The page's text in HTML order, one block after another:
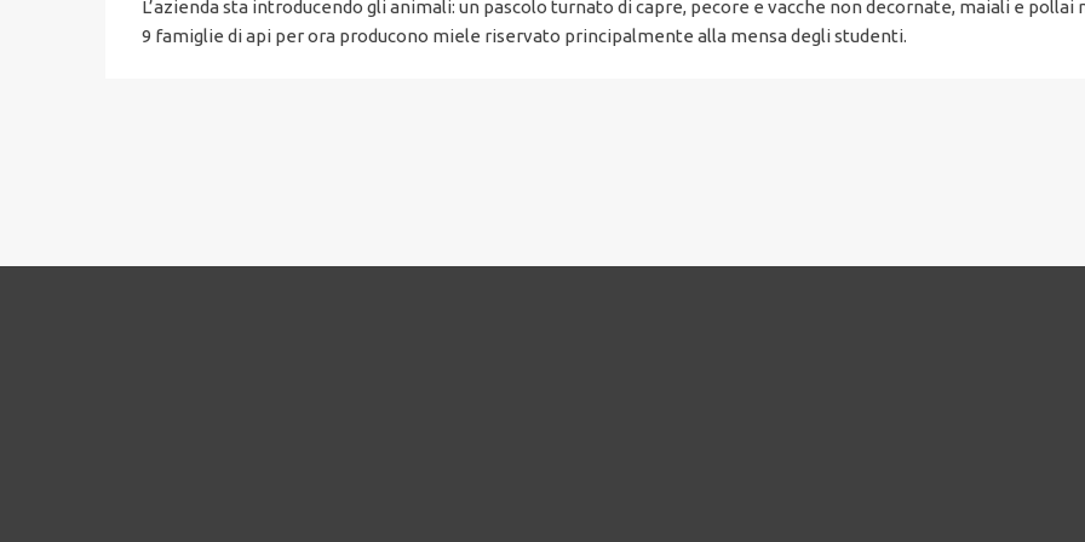
L’azienda sta introducendo gli animali: un pascolo turnato di capre, pecore e vacche non decornate, maiali e
9 famiglie di api per ora producono miele riservato principalmente alla mensa degli studenti.